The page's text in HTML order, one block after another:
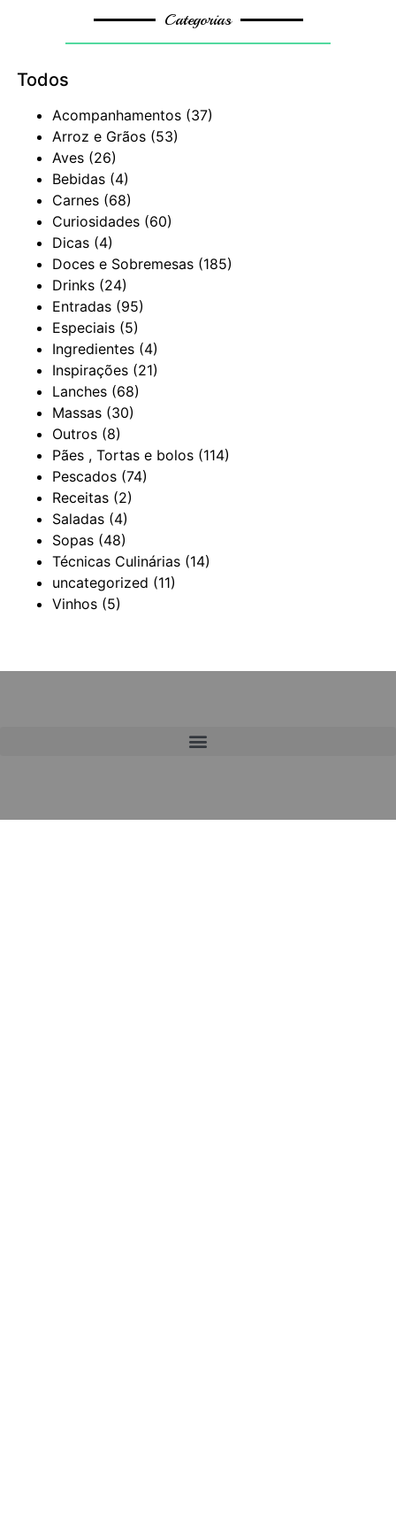
Categorias
Todos
Acompanhamentos (37)
Arroz e Grãos (53)
Aves (26)
Bebidas (4)
Carnes (68)
Curiosidades (60)
Dicas (4)
Doces e Sobremesas (185)
Drinks (24)
Entradas (95)
Especiais (5)
Ingredientes (4)
Inspirações (21)
Lanches (68)
Massas (30)
Outros (8)
Pães , Tortas e bolos (114)
Pescados (74)
Receitas (2)
Saladas (4)
Sopas (48)
Técnicas Culinárias (14)
uncategorized (11)
Vinhos (5)